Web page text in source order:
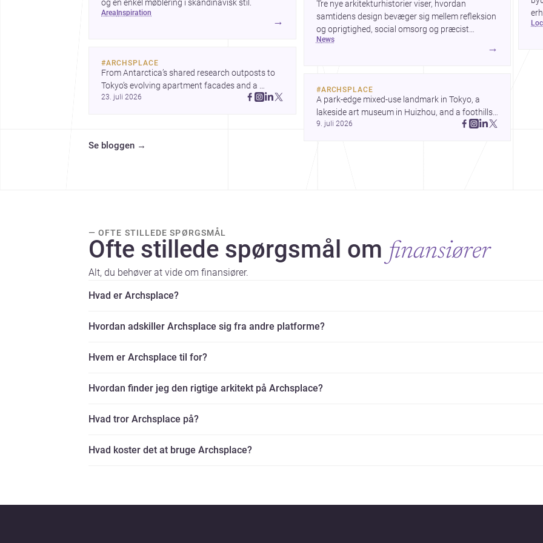
og en enkel møblering i skandinavisk stil.
area inspiration
→
#ARCHSPLACE
From Antarctica’s shared research outposts to
Tokyo’s evolving apartment facades and a
terraced home in Amman, these projects show
23. juli 2026
Tre nye arkitekturhistorier viser, hvordan
samtidens design bevæger sig mellem refleksion
og oprigtighed, social omsorg og præcist
formgivne boligoplevelser. Fra den teoretiske
kommentar og konkret livskvalitet.
news
→
#ARCHSPLACE
A park-edge mixed-use landmark in Tokyo, a
lakeside art museum in Huizhou, and a foothills
countryside house in Cayambe show
9. juli 2026
Se bloggen →
— OFTE STILLEDE SPØRGSMÅL
Ofte stillede spørgsmål om finansiører
Alt, du behøver at vide om finansiører.
Hvad er Archsplace?
Hvordan adskiller Archsplace sig fra andre platforme?
Hvem er Archsplace til for?
Hvordan finder jeg den rigtige arkitekt på Archsplace?
Hvad tror Archsplace på?
Hvad koster det at bruge Archsplace?